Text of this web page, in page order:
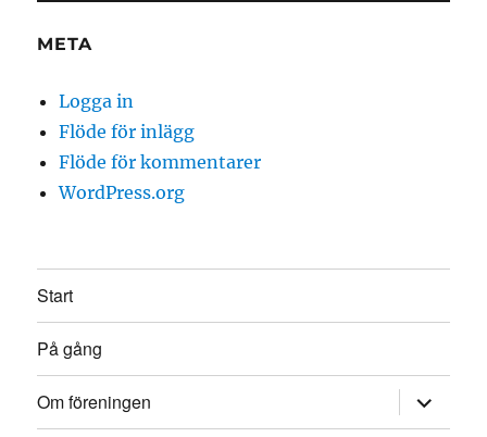
META
Logga in
Flöde för inlägg
Flöde för kommentarer
WordPress.org
Start
På gång
Om föreningen